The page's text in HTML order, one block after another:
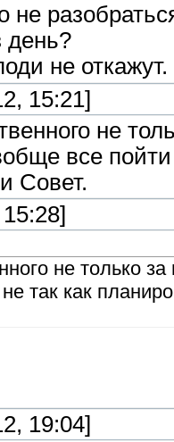
день?
не откажут.
15:21]
не
все
Совет.
не только
так как
19:04]